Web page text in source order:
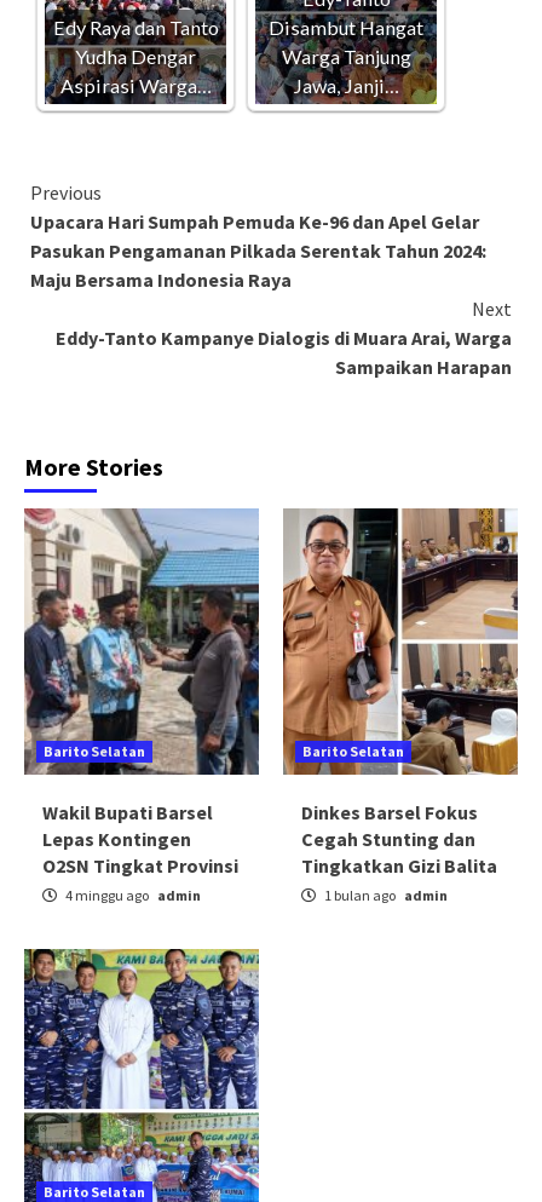
Edy Raya dan Tanto
Yudha Dengar
Aspirasi Warga…
Disambut Hangat
Warga Tanjung
Jawa, Janji…
Continue
Reading
Previous
Upacara Hari Sumpah Pemuda Ke-96 dan Apel Gelar
Pasukan Pengamanan Pilkada Serentak Tahun 2024:
Maju Bersama Indonesia Raya
Next
Eddy-Tanto Kampanye Dialogis di Muara Arai, Warga
Sampaikan Harapan
More Stories
Barito Selatan
Wakil Bupati Barsel
Lepas Kontingen
O2SN Tingkat Provinsi
4 minggu ago admin
Barito Selatan
Dinkes Barsel Fokus
Cegah Stunting dan
Tingkatkan Gizi Balita
1 bulan ago admin
Barito Selatan